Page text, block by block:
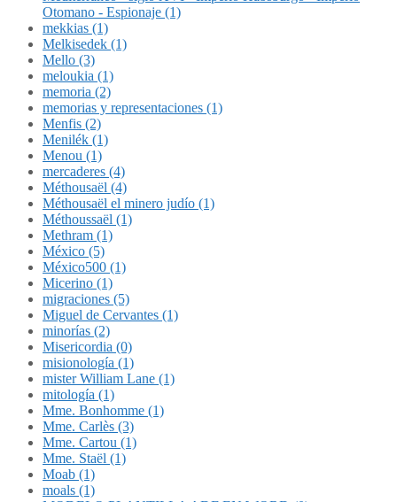
Otomano - Espionaje (1)
mekkias (1)
Melkisedek (1)
Mello (3)
meloukia (1)
memoria (2)
memorias y representaciones (1)
Menfis (2)
Menilék (1)
Menou (1)
mercaderes (4)
Méthousaël (4)
Méthousaël el minero judío (1)
Méthoussaël (1)
Methram (1)
México (5)
México500 (1)
Micerino (1)
migraciones (5)
Miguel de Cervantes (1)
minorías (2)
Misericordia (0)
misionología (1)
mister William Lane (1)
mitología (1)
Mme. Bonhomme (1)
Mme. Carlès (3)
Mme. Cartou (1)
Mme. Staël (1)
Moab (1)
moals (1)